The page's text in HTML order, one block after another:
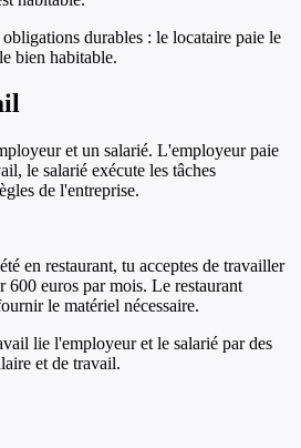
durables : le locataire paie le
bien habitable.
et un salarié. L'employeur paie
le salarié exécute les tâches
de l'entreprise.
en restaurant, tu acceptes de travailler
600 euros par mois. Le restaurant
le matériel nécessaire.
lie l'employeur et le salarié par des
et de travail.